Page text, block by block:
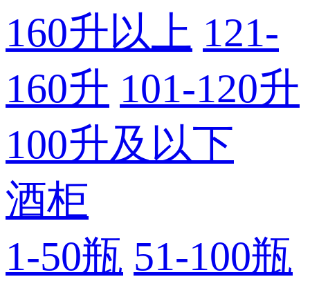
160升以上 121-
160升 101-120升
100升及以下
酒柜
1-50瓶 51-100瓶